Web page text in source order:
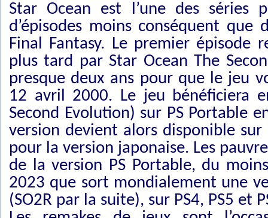
Star Ocean est l’une des séries
d’épisodes moins conséquent que
Final Fantasy. Le premier
plus tard par Star Ocean The
presque deux ans pour que le jeu
12 avril 2000. Le jeu bénéficiera
Second Evolution) sur PS Portable
version devient alors disponible sur
pour la version japonaise. Les
de la version PS Portable, du
2023 que sort mondialement une
(SO2R par la suite), sur PS4, PS5 et